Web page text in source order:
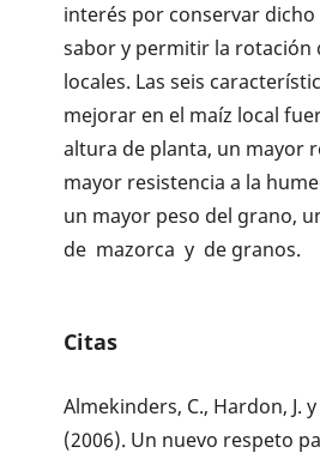
interés por conservar
sabor y permitir la rotación
locales. Las seis
mejorar en el maíz local
altura de planta, un mayor
mayor resistencia a la
un mayor peso del grano,
de mazorca y de granos.
Citas
Almekinders, C., Hardon, J.
(2006). Un nuevo respeto